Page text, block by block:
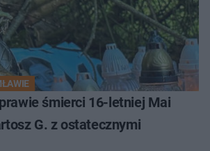
śmierci 16-letniej Mai
G. z ostatecznymi